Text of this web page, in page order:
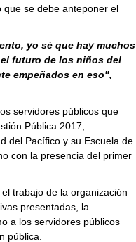
se debe anteponer el
yo sé que hay muchos
futuro de los niños del
empeñados en eso",
servidores públicos que
Pública 2017,
del Pacífico y su Escuela de
con la presencia del primer
trabajo de la organización
presentadas, la
a los servidores públicos
pública.